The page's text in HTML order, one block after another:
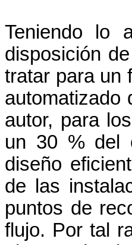
Teniendo lo
disposición
tratar para un
automatizado
autor, para
un 30 % del
diseño
de las
puntos de
flujo. Por tal